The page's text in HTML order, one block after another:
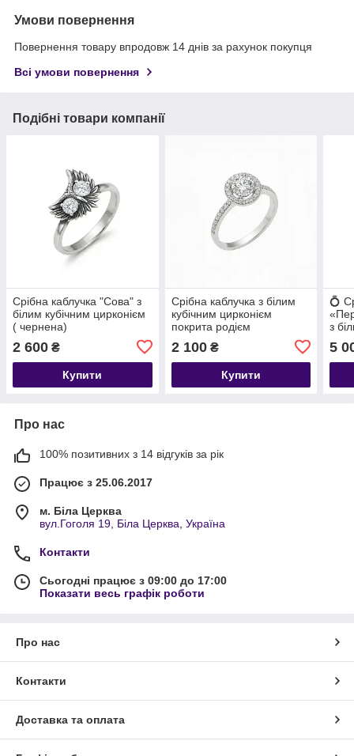
Умови повернення
Повернення товару впродовж 14 днів за рахунок покупця
Всі умови повернення
Подібні товари компанії
Срібна каблучка "Сова" з
білим кубічним цирконієм
( чернена)
2 600 ₴
Купити
Срібна каблучка з білим
кубічним цирконієм
покрита родієм
2 100₴
Купити
💍
з
5
Про нас
100% позитивних з 14 відгуків за рік
Працює з 25.06.2017
м. Біла Церква
вул.Гоголя 19, Біла Церква, Україна
Контакти
Сьогодні працює з 09:00 до 17:00
Показати весь графік роботи
Про нас
Контакти
Доставка та оплата